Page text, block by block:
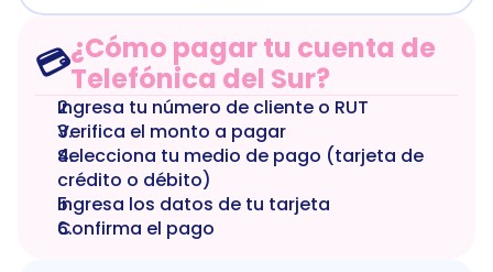
💳¿Cómo pagar tu cuenta de
Telefónica del Sur?
Ingresa tu número de cliente o RUT
Verifica el monto a pagar
Selecciona tu medio de pago (tarjeta de
crédito o débito)
Ingresa los datos de tu tarjeta
Confirma el pago